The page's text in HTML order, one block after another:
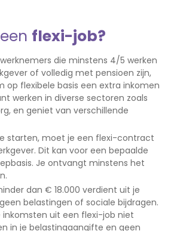
flexi-job?
die minstens 4/5 werken
of volledig met pensioen zijn,
op flexibele basis een extra inkomen
werken in diverse sectoren zoals
en geniet van verschillende
starten, moet je een flexi-contract
Dit kan voor een bepaalde
Je ontvangt minstens het
dan € 18.000 verdient uit je
belastingen of sociale bijdragen.
uit een flexi-job niet
in je belastingaangifte en geen